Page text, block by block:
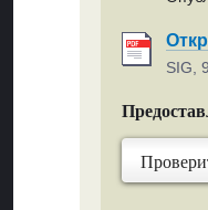
SIG,